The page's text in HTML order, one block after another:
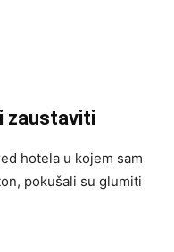
zaustaviti
hotela u kojem sam
pokušali su glumiti